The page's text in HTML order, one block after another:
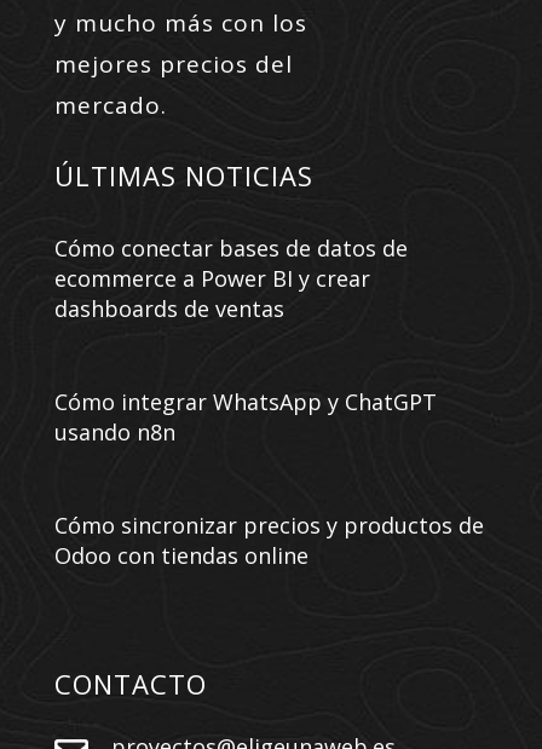
y mucho más con los
mejores precios del
mercado.
ÚLTIMAS NOTICIAS
Cómo conectar bases de datos de
ecommerce a Power BI y crear
dashboards de ventas
Cómo integrar WhatsApp y ChatGPT
usando n8n
Cómo sincronizar precios y productos de
Odoo con tiendas online
CONTACTO